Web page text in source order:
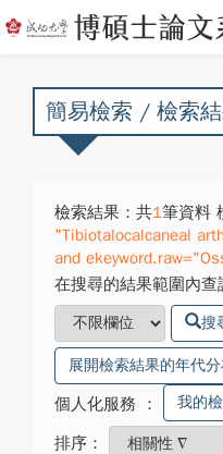
簡易檢索 / 檢索
檢索結果：共1筆資料
"Tibiotalocalcaneal
and
在搜尋的結果範圍內查
搜
展開檢索結果的年代分
個人化服務 ： 我的
排序：